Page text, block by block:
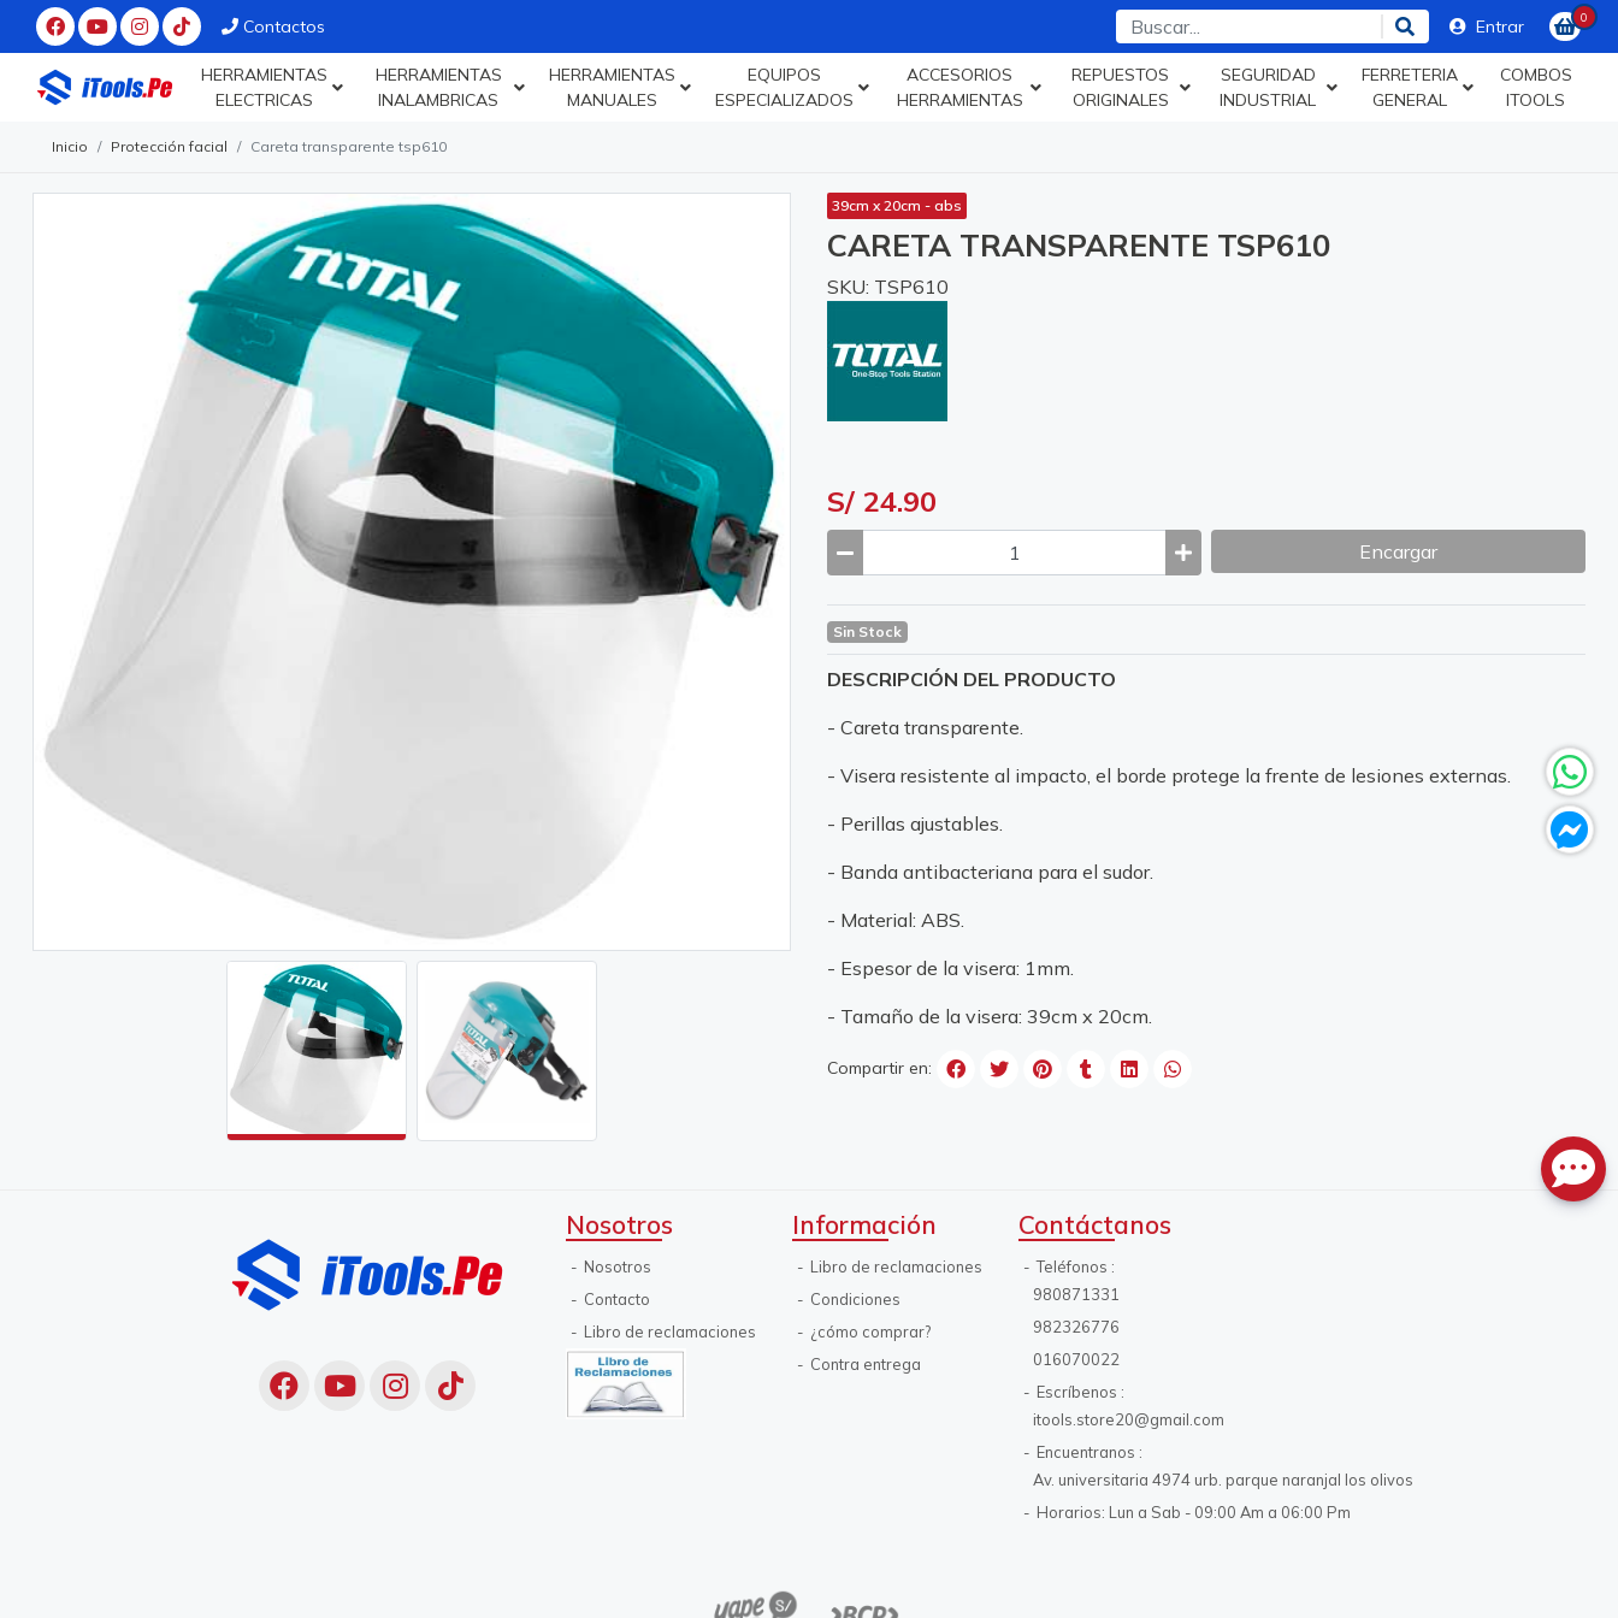
Contactos Entrar 0
HERRAMIENTAS
ELECTRICAS
HERRAMIENTAS
INALAMBRICAS
HERRAMIENTAS
MANUALES
EQUIPOS
ESPECIALIZADOS
ACCESORIOS
HERRAMIENTAS
REPUESTOS
ORIGINALES
SEGURIDAD
INDUSTRIAL
FERRETERIA
GENERAL
COMBOS
ITOOLS
Inicio Protección facial Careta transparente tsp610
39cm x 20cm - abs
CARETA TRANSPARENTE TSP610
SKU: TSP610
S/ 24.90
Encargar
Sin Stock
DESCRIPCIÓN DEL PRODUCTO
- Careta transparente.
- Visera resistente al impacto, el borde protege la frente de lesiones externas.
- Perillas ajustables.
- Banda antibacteriana para el sudor.
- Material: ABS.
- Espesor de la visera: 1mm.
- Tamaño de la visera: 39cm x 20cm.
Compartir en:
Nosotros
Nosotros
Contacto
Libro de reclamaciones
Información
Libro de reclamaciones
Condiciones
¿cómo comprar?
Contra entrega
Contáctanos
Teléfonos
980871331
982326776
016070022
Escríbenos
itools.store20@gmail.com
Encuentranos
Av. universitaria 4974 urb. parque naranjal los olivos
Horarios: Lun a Sab - 09:00 Am a 06:00 Pm